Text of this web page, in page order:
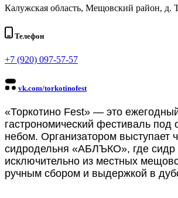
Калужская область, Мещовский район, д.
Телефон
+7 (920) 097-57-57
vk.com/torkotinofest
«Торкотино Fest» — это
гастрономический фестиваль под
небом. Организатором выступает
сидродельня «АБЛЪКО», где сидр
исключительно из местных
ручным сбором и выдержкой в